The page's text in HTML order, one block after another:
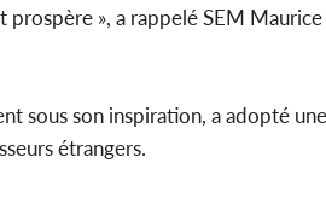
», a rappelé SEM
sous son inspiration, a adopté
étrangers.